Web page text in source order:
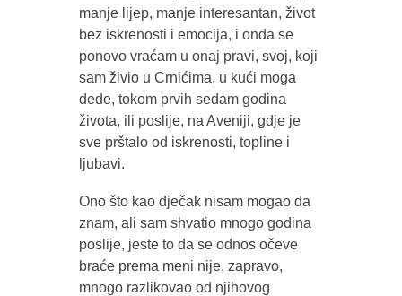
manje lijep, manje interesantan, život
bez iskrenosti i emocija, i onda se
ponovo vraćam u onaj pravi, svoj, koji
sam živio u Crnićima, u kući moga
dede, tokom prvih sedam godina
života, ili poslije, na Aveniji, gdje je
sve prštalo od iskrenosti, topline i
ljubavi.
Ono što kao dječak nisam mogao da
znam, ali sam shvatio mnogo godina
poslije, jeste to da se odnos očeve
braće prema meni nije, zapravo,
mnogo razlikovao od njihovog